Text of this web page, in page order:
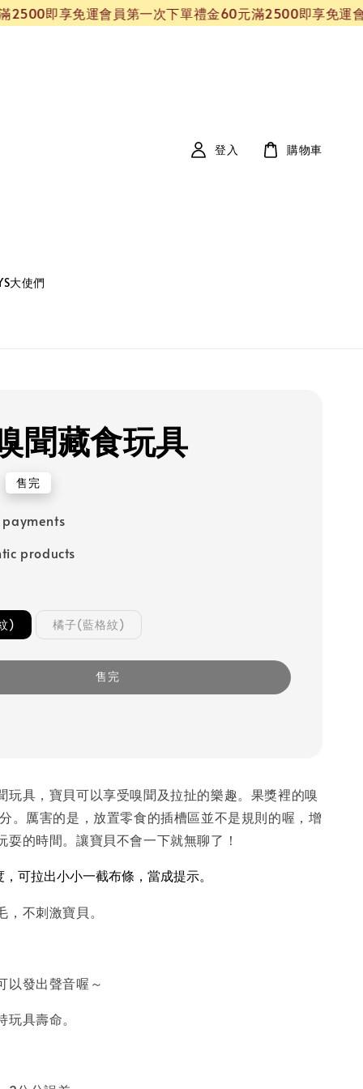
即享免運會員第一次下單禮金60元滿2500即享免運會員
大使們
登入 購物車
聞藏食玩具
售完
payments
products
) 橘子(藍格紋)
售完
玩具，寶貝可以享受嗅聞及拉扯的樂趣。果獎裡的嗅
。厲害的是，放置零食的插槽區並不是規則的喔，增
耍的時間。讓寶貝不會一下就無聊了！
可拉出小小一截布條，當成提示。
不刺激寶貝。
以發出聲音喔～
具壽命。